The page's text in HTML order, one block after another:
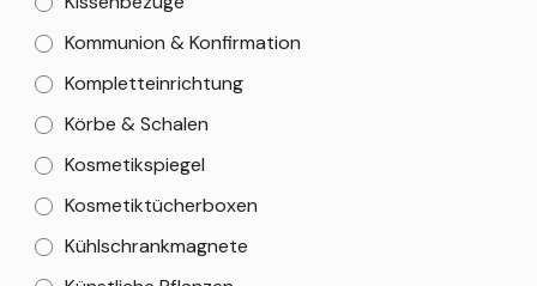
Kommunion & Konfirmation
Kompletteinrichtung
Körbe & Schalen
Kosmetikspiegel
Kosmetiktücherboxen
Kühlschrankmagnete